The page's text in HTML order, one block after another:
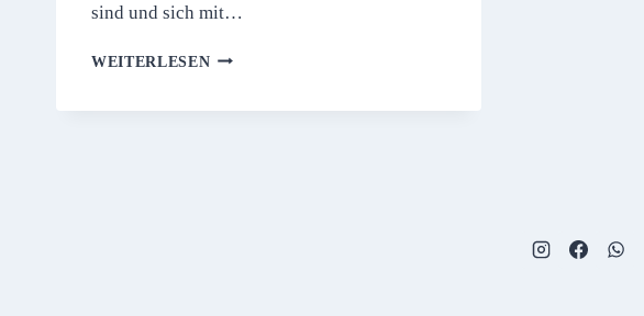
sind und sich mit…
WEITERLESENSEI